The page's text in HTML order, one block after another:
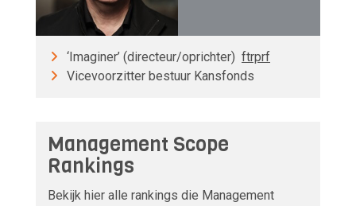
‘Imaginer’ (directeur/oprichter) ftrprf
Vicevoorzitter bestuur Kansfonds
Management Scope
Rankings
Bekijk hier alle rankings die Management